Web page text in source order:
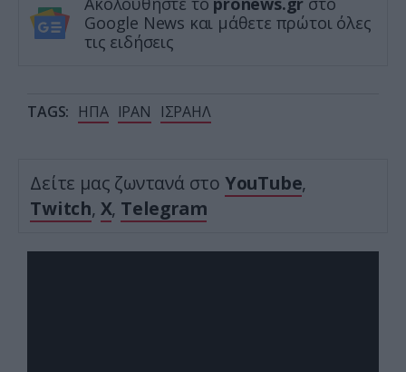
Google News και μάθετε πρώτοι όλες
τις ειδήσεις
TAGS: ΗΠΑ ΙΡΑΝ ΙΣΡΑΗΛ
Δείτε μας ζωντανά στο YouTube,
Twitch, X, Telegram